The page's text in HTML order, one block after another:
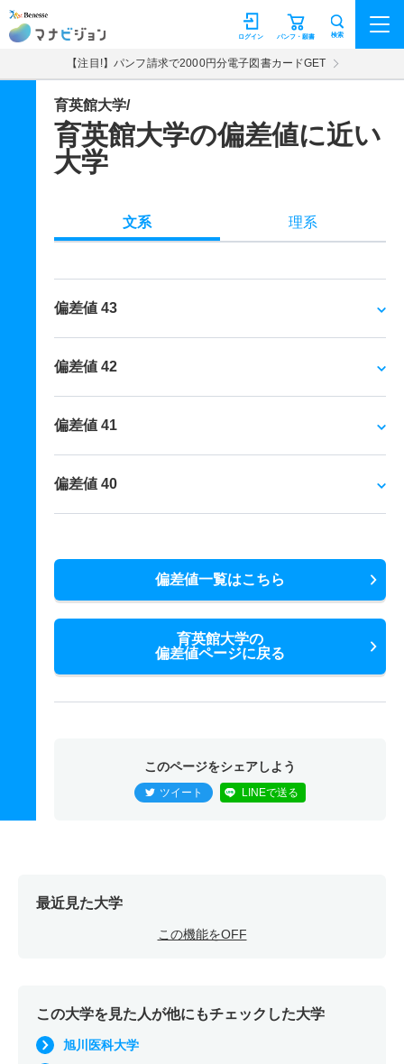
マナビジョン パンフ・願書
ログイン 検索
【注目!】パンフ請求で2000円分電子図書カードGET
育英館大学/
育英館大学の偏差値に近い
大学
文系 理系
偏差値 43
偏差値 42
偏差値 41
偏差値 40
偏差値一覧はこちら
育英館大学の
偏差値ページに戻る
このページをシェアしよう
ツイート LINEで送る
最近見た大学
この機能をOFF
この大学を見た人が他にもチェックした大学
旭川医科大学